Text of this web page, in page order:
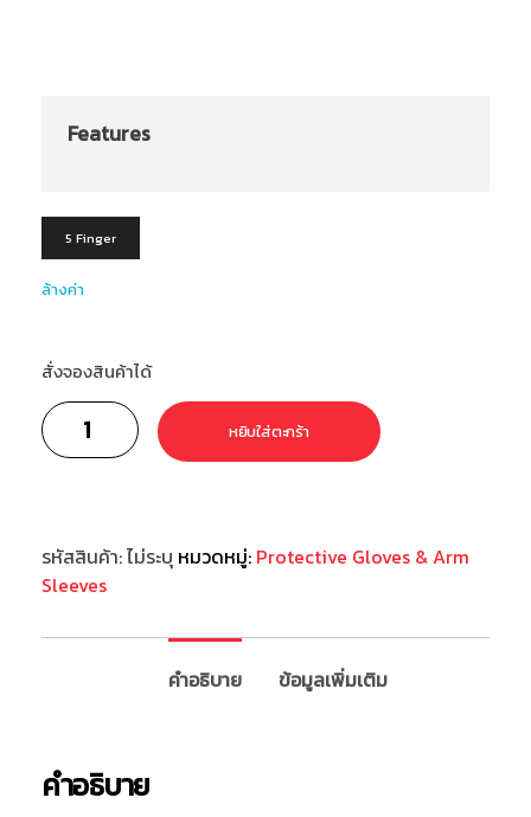
Features
5 Finger
ล้างค่า
สั่งจองสินค้าได้
หยิบใส่ตะกร้า
รหัสสินค้า:ไม่ระบุ หมวดหมู่: Protective Gloves & Arm
Sleeves
คำอธิบาย ข้อมูลเพิ่มเติม
คำอธิบาย